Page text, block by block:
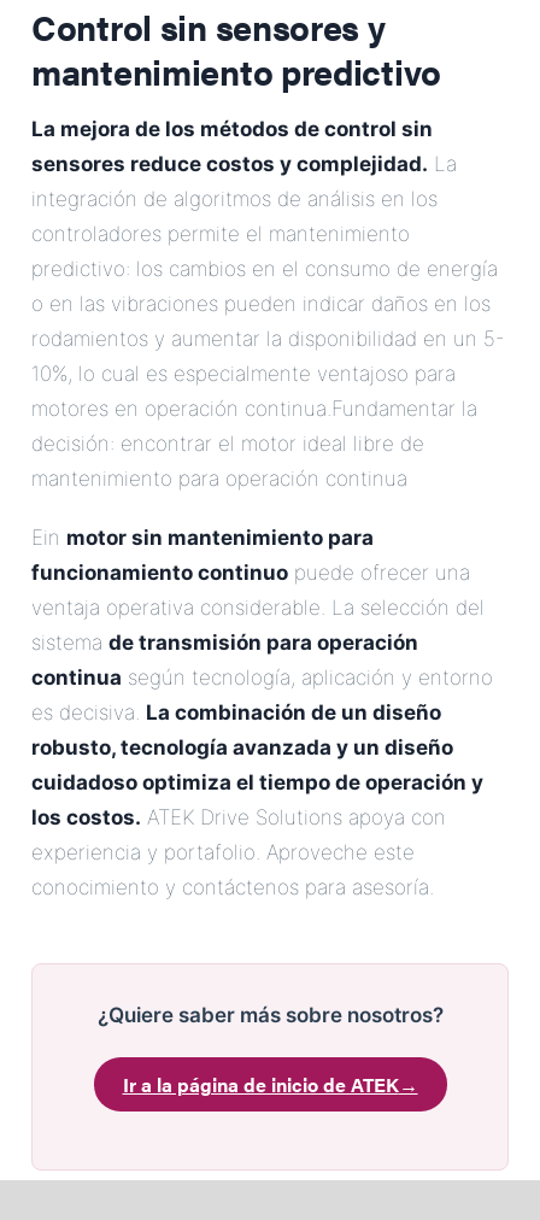
Control sin sensores y
mantenimiento predictivo
La mejora de los métodos de control sin
sensores reduce costos y complejidad. La
integración de algoritmos de análisis en los
controladores permite el mantenimiento
predictivo: los cambios en el consumo de energía
o en las vibraciones pueden indicar daños en los
rodamientos y aumentar la disponibilidad en un 5-
10%, lo cual es especialmente ventajoso para
motores en operación continua.Fundamentar la
decisión: encontrar el motor ideal libre de
mantenimiento para operación continua
Ein motor sin mantenimiento para
funcionamiento continuo puede ofrecer una
ventaja operativa considerable. La selección del
sistema de transmisión para operación
continua según tecnología, aplicación y entorno
es decisiva. La combinación de un diseño
robusto, tecnología avanzada y un diseño
cuidadoso optimiza el tiempo de operación y
los costos. ATEK Drive Solutions apoya con
experiencia y portafolio. Aproveche este
conocimiento y contáctenos para asesoría.
¿Quiere saber más sobre nosotros?
Ir a la página de inicio de ATEK→